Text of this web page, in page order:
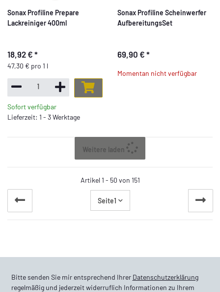
Sonax Profiline Prepare
Lackreiniger 400ml
18,92 € *
47,30 € pro 1 l
Sofort verfügbar
Lieferzeit: 1 - 3 Werktage
Sonax Profiline Scheinwerfer
AufbereitungsSet
69,90 € *
Momentan nicht verfügbar
Weitere laden
Artikel 1 - 50 von 151
Seite1
Bitte senden Sie mir entsprechend Ihrer Datenschutzerklärung
regelmäßig und jederzeit widerruflich Informationen zu Ihrem